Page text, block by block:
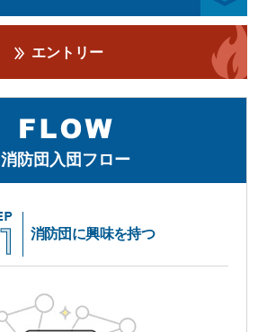
エントリー
消防団入団フロー
消防団に興味を持つ